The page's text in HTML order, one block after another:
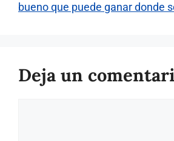
bueno que puede ganar donde
Deja un